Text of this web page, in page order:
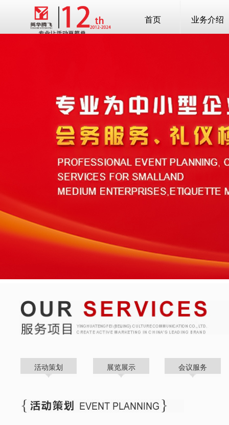
首页 业务介绍
活动策划 展览展示 会议服务